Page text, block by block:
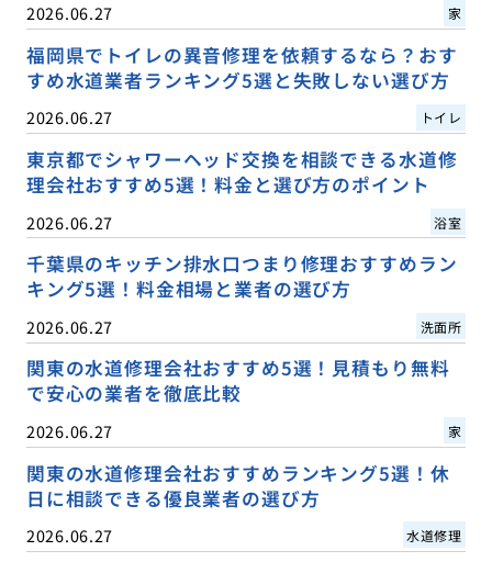
2026.06.27 家
福岡県でトイレの異音修理を依頼するなら？おす
すめ水道業者ランキング5選と失敗しない選び方
2026.06.27 トイレ
東京都でシャワーヘッド交換を相談できる水道修
理会社おすすめ5選！料金と選び方のポイント
2026.06.27 浴室
千葉県のキッチン排水口つまり修理おすすめラン
キング5選！料金相場と業者の選び方
2026.06.27 洗面所
関東の水道修理会社おすすめ5選！見積もり無料
で安心の業者を徹底比較
2026.06.27 家
関東の水道修理会社おすすめランキング5選！休
日に相談できる優良業者の選び方
2026.06.27 水道修理